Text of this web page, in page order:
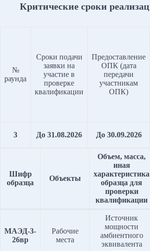
Критические сроки
№
раунда
Сроки подачи
заявки на
участие в
проверке
квалификации
Предоставление
ОПК (дата
передачи
участникам
ОПК)
3 До 31.08.2026 До 30.09.2026
Шифр
образца
Объекты
Объем, масса,
иная
характеристика
образца для
проверки
квалификации
МАЭД-3-
26вр
Рабочие
места
Источник
мощности
амбиентного
эквивалента